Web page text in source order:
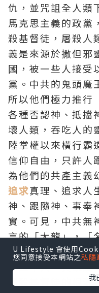
仇，並咒詛全人類
馬克思主義的政黨
殺基督徒，屠殺人
義是來源於撒但邪
國，被一些人接受
黨。中共的鬼頭魔
所以他們極力推行
各種否認神、抵擋
壞人類，吞吃人的
陸掌權以來橫行霸
信仰自由，只許人
為他們的共產主義
追求真理、追求人
神、跟隨神、事奉
實。可見，中共無
言的「大龍」，「
迷惑普天下的」
也是中共一貫說
屠殺基督徒的根源
U Lifestyle 會使用
您同意接受本網站之私隱
我